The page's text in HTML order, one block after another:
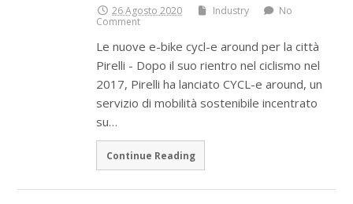
26 Agosto 2020 Industry
No
Comment
Le nuove e-bike cycl-e around per la città
Pirelli - Dopo il suo rientro nel ciclismo nel
2017, Pirelli ha lanciato CYCL-e around, un
servizio di mobilità sostenibile incentrato
su…
Continue Reading